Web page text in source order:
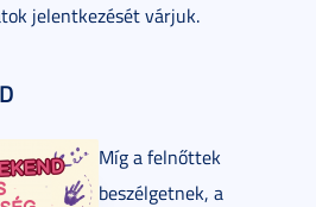
jelentkezését várjuk.
Míg a felnőttek
beszélgetnek, a